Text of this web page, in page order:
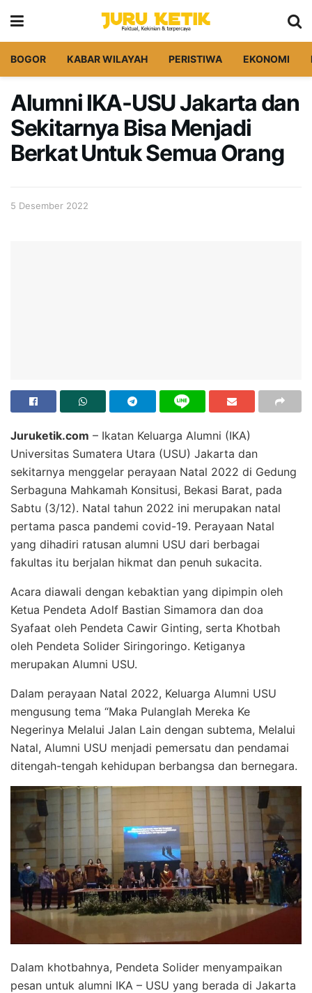
BOGOR KABAR WILAYAH PERISTIWA EKONOMI
Alumni IKA-USU Jakarta dan
Sekitarnya Bisa Menjadi
Berkat Untuk Semua Orang
5 Desember 2022
Juruketik.com – Ikatan Keluarga Alumni (IKA)
Universitas Sumatera Utara (USU) Jakarta dan
sekitarnya menggelar perayaan Natal 2022 di Gedung
Serbaguna Mahkamah Konsitusi, Bekasi Barat, pada
Sabtu (3/12). Natal tahun 2022 ini merupakan natal
pertama pasca pandemi covid-19. Perayaan Natal
yang dihadiri ratusan alumni USU dari berbagai
fakultas itu berjalan hikmat dan penuh sukacita.
Acara diawali dengan kebaktian yang dipimpin oleh
Ketua Pendeta Adolf Bastian Simamora dan doa
Syafaat oleh Pendeta Cawir Ginting, serta Khotbah
oleh Pendeta Solider Siringoringo. Ketiganya
merupakan Alumni USU.
Dalam perayaan Natal 2022, Keluarga Alumni USU
mengusung tema “Maka Pulanglah Mereka Ke
Negerinya Melalui Jalan Lain dengan subtema, Melalui
Natal, Alumni USU menjadi pemersatu dan pendamai
ditengah-tengah kehidupan berbangsa dan bernegara.
Dalam khotbahnya, Pendeta Solider menyampaikan
pesan untuk alumni IKA – USU yang berada di Jakarta